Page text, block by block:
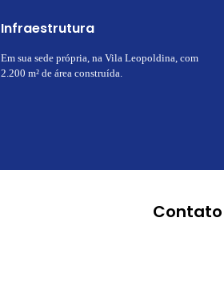
Infraestrutura
Em sua sede própria, na Vila Leopoldina, com
2.200 m² de área construída.
Contato